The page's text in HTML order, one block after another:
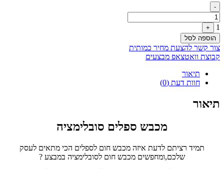
₪899.00.
₪850.00.
Quantity
-
1
+
הוספה לסל
צור קשר להצעת מחיר כמותית
קבוצת וואטצאפ מבצעים
תיאור
חוות דעת (0)
תיאור
מכבש ספלים סובלימציה
תמיד רציתם לדעת איזה מכבש חום לספלים הכי מתאים לעסק
שלכם,ומחפשים מכבש חום לסובלימציה במבצע ?